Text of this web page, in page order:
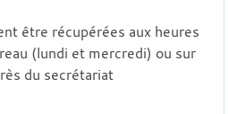
être récupérées aux heures
(lundi et mercredi) ou sur
du secrétariat